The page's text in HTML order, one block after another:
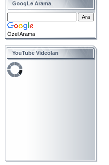
GoogLe Arama
Özel Arama
YouTube Videoları